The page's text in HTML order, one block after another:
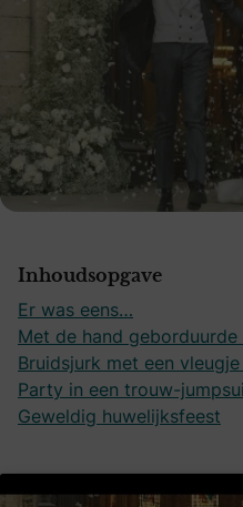
Inhoudsopgave
Er was eens…
Met de hand
Bruidsjurk met een
Party in een trouw-
Geweldig huwelijksfeest